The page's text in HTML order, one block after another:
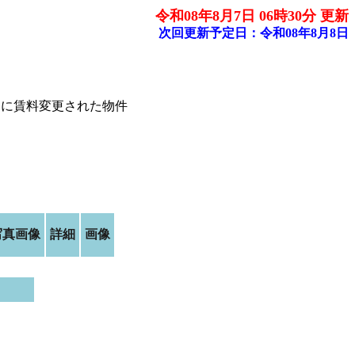
令和08年8月7日 06時30分 更新
次回更新予定日：令和08年8月8日
賃料変更された物件
画像 詳細 画像